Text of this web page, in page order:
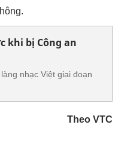
khi bị Công an
nhạc Việt giai đoạn
Theo VTC